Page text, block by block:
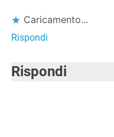
Caricamento...
Rispondi
Rispondi